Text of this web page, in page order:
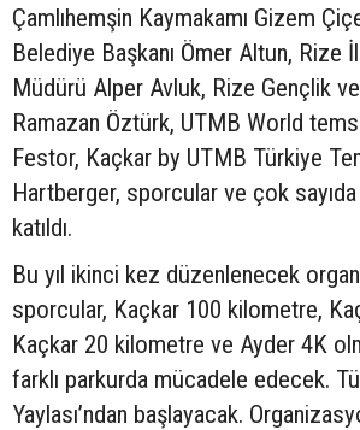
Çamlıhemşin Kaymakamı Gizem
Belediye Başkanı Ömer Altun, Rize
Müdürü Alper Avluk, Rize Gençlik
Ramazan Öztürk, UTMB World
Festor, Kaçkar by UTMB Türkiye
Hartberger, sporcular ve çok
katıldı.
Bu yıl ikinci kez düzenlenecek
sporcular, Kaçkar 100 kilometre,
Kaçkar 20 kilometre ve Ayder 4K
farklı parkurda mücadele edecek.
Yaylası’ndan başlayacak.